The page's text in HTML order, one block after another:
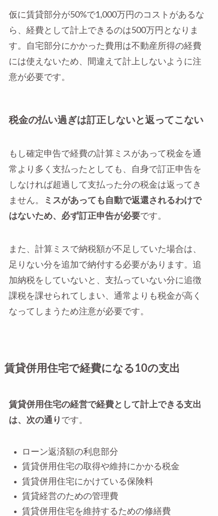
仮に賃貸部分が50%で1,000万円のコストがあるな
ら、経費として計上できるのは500万円となりま
す。自宅部分にかかった費用は不動産所得の経費
には使えないため、間違えて計上しないように注
意が必要です。
税金の払い過ぎは訂正しないと返ってこない
もし確定申告で経費の計算ミスがあって税金を通
常より多く支払ったとしても、自身で訂正申告を
しなければ超過して支払った分の税金は返ってき
ません。
ミスがあっても自動で返還されるわけで
はないため、必ず訂正申告が必要です。
また、計算ミスで納税額が不足していた場合は、
足りない分を追加で納付する必要があります。追
加納税をしていないと、支払っていない分に追徴
課税を課せられてしまい、通常よりも税金が高く
なってしまうため注意が必要です。
賃貸併用住宅で経費になる10の支出
賃貸併用住宅の経営で経費として計上できる支出
は、次の通り です。
ローン返済額の利息部分
賃貸併用住宅の取得や維持にかかる税金
賃貸併用住宅にかけている保険料
賃貸経営のための管理費
賃貸併用住宅を維持するための修繕費